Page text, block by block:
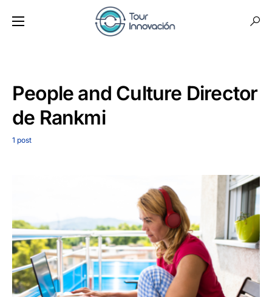
People and Culture Director
de Rankmi
1 post